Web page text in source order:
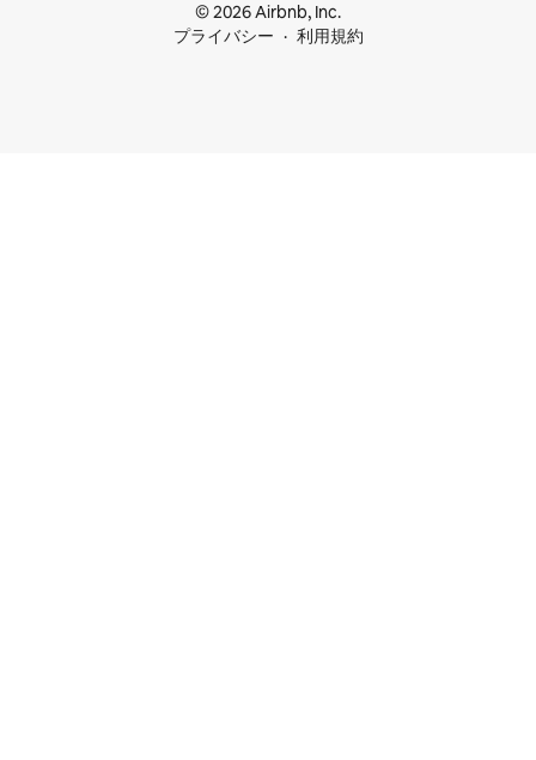
© 2026 Airbnb, Inc.
プライバシー
利用規約